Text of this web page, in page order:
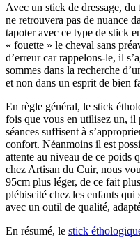
Avec un stick de dressage, du
ne retrouvera pas de nuance
tapoter avec ce type de stick
« fouette » le cheval sans
d’erreur car rappelons-le, il
sommes dans la recherche
et non dans un esprit de bien
En règle général, le stick
fois que vous en utilisez un, il
séances suffisent à
confort. Néanmoins il est
attente au niveau de ce poids
chez Artisan du Cuir, nous
95cm plus léger, de ce fait
plébiscité chez les enfants
avec un outil de qualité,
En résumé, le stick